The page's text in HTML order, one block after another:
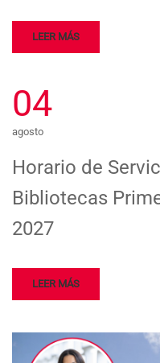
LEER MÁS
04
agosto
Horario de
Bibliotecas
2027
LEER MÁS